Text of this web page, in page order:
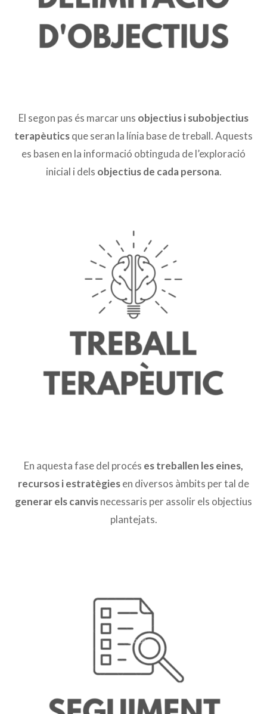
El segon pas és marcar uns objectius i subobjectius
terapèuticsque seran la línia base de treball. Aquests
es basen en la informació obtinguda de l’exploració
inicial i dels objectius de cada persona.
En aquesta fase del procés es treballen les eines,
recursos i estratègiesen diversos àmbits per tal de
generar els canvisnecessaris per assolir els objectius
plantejats.